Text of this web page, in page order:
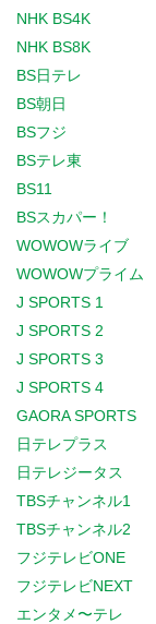
NHK BS4K
NHK BS8K
BS日テレ
BS朝日
BSフジ
BSテレ東
BS11
BSスカパー！
WOWOWライブ
WOWOWプライム
J SPORTS 1
J SPORTS 2
J SPORTS 3
J SPORTS 4
GAORA SPORTS
日テレプラス
日テレジータス
TBSチャンネル1
TBSチャンネル2
フジテレビONE
フジテレビNEXT
エンタメ〜テレ